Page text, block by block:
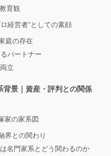
育観
経営者”としての素顔
庭の存在
パートナー
立
背景｜資産・評判との関係
家の家系図
界との関わり
名門家系とどう関わるのか